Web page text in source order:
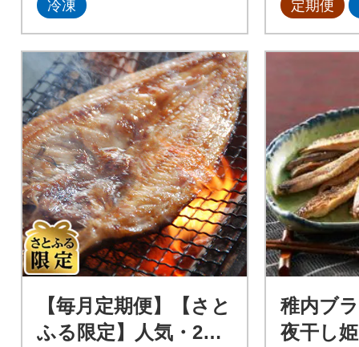
冷凍 定期便
【毎月定期便】【さと
ふる限定】人気・2代
稚内ブ
夜干し